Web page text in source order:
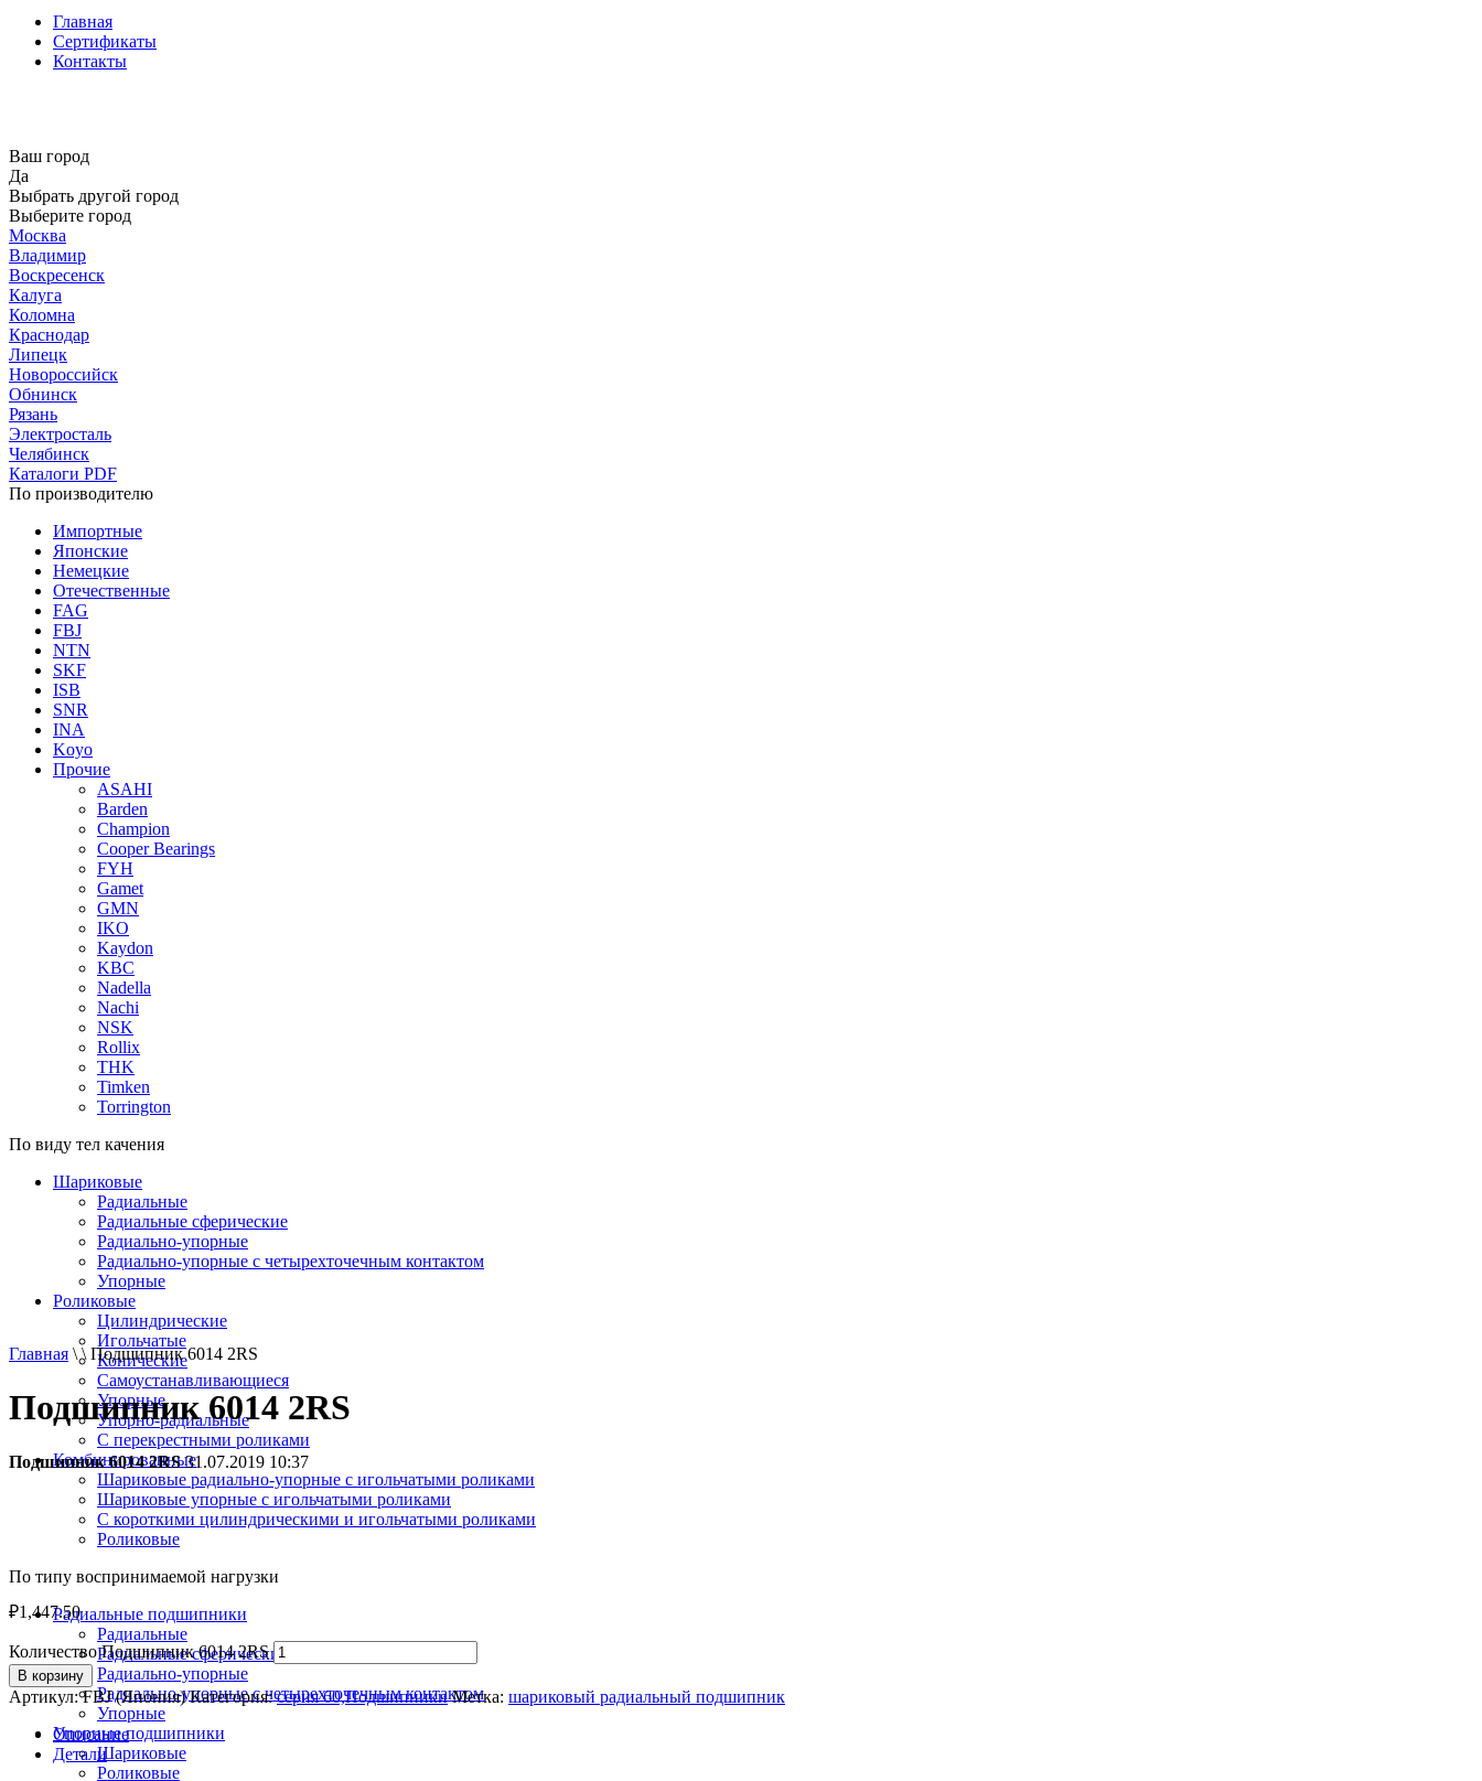
Главная
Сертификаты
Контакты
Ваш город
Да
Выбрать другой город
Выберите город
Москва
Владимир
Воскресенск
Калуга
Коломна
Краснодар
Липецк
Новороссийск
Обнинск
Рязань
Электросталь
Челябинск
Каталоги PDF
По производителю
Импортные
Японские
Немецкие
Отечественные
FAG
FBJ
NTN
SKF
ISB
SNR
INA
Koyo
Прочие
ASAHI
Barden
Champion
Cooper Bearings
FYH
Gamet
GMN
IKO
Kaydon
KBC
Nadella
Nachi
NSK
Rollix
THK
Timken
Torrington
По виду тел качения
Шариковые
Радиальные
Радиальные сферические
Радиально-упорные
Радиально-упорные с четырехточечным контактом
Упорные
Роликовые
Цилиндрические
Игольчатые
Конические
Самоустанавливающиеся
Упорные
Упорно-радиальные
C перекрестными роликами
Комбинированные
Шариковые радиально-упорные с игольчатыми роликами
Шариковые упорные с игольчатыми роликами
С короткими цилиндрическими и игольчатыми роликами
Роликовые
По типу воспринимаемой нагрузки
Радиальные подшипники
Радиальные
Радиальные сферические
Радиально-упорные
Радиально-упорные с четырехточечным контактом
Упорные
Упорные подшипники
Шариковые
Роликовые
Главная \ \ Подшипник 6014 2RS
Подшипник 6014 2RS
Подшипник 6014 2RS31.07.2019 10:37
₽1,447.50
Количество Подшипник 6014 2RS
В корзину
Артикул:FBJ (Япония) Категория:серия 60,Подшипники Метка: шариковый радиальный подшипник
Описание
Детали